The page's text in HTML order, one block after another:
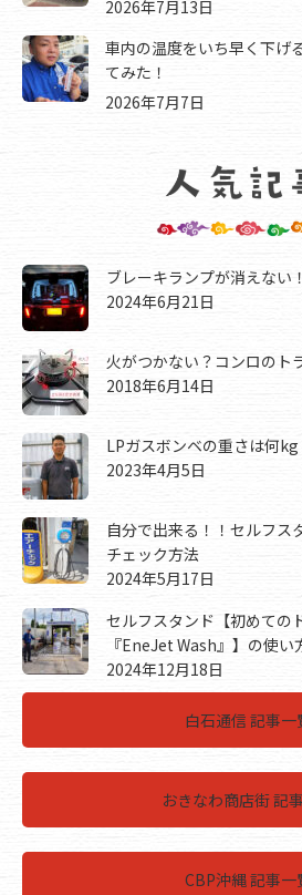
2026年7月13日
車内の温度をいち早く下げ
てみた！
2026年7月7日
ブレーキランプが消えない
2024年6月21日
火がつかない？コンロのト
2018年6月14日
LPガスボンベの重さは何kg
2023年4月5日
自分で出来る！！セルフス
チェック方法
2024年5月17日
セルフスタンド【初めての
『EneJet Wash』】の使
2024年12月18日
白石通信 記事一
おきなわ商店街 記
CBP沖縄 記事一